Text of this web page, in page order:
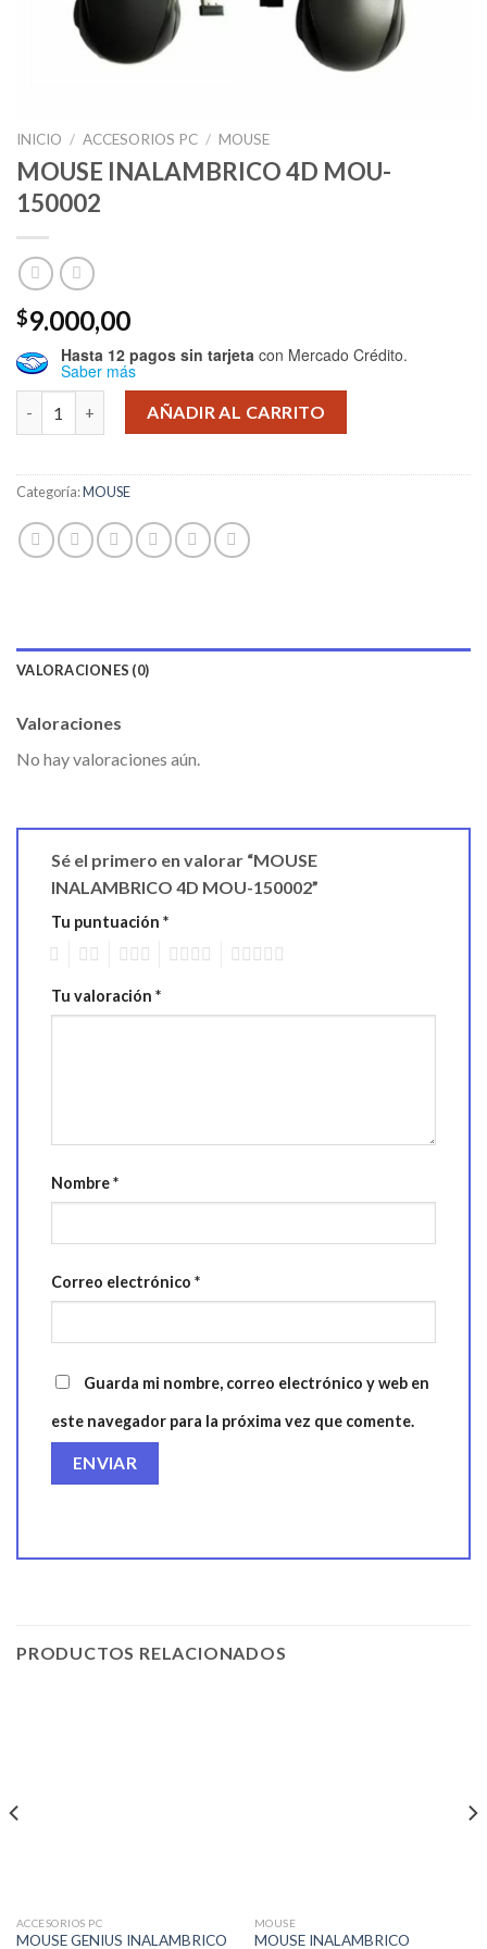
INICIO / ACCESORIOS PC / MOUSE
MOUSE INALAMBRICO 4D MOU-
150002
$9.000,00
Hasta 12 pagos sin tarjeta con Mercado Crédito.
Saber más
MOUSE INALAMBRICO 4D MOU-150002 cantidad
AÑADIR AL CARRITO
Categoría:MOUSE
VALORACIONES (0)
Valoraciones
No hay valoraciones aún.
Sé el primero en valorar “MOUSE
INALAMBRICO 4D MOU-150002”
Tu puntuación *
Tu valoración *
Nombre*
Correo electrónico *
Guarda mi nombre, correo electrónico y web en
este navegador para la próxima vez que comente.
PRODUCTOS RELACIONADOS
ACCESORIOS PC
MOUSE GENIUS INALAMBRICO
MOUSE
MOUSE INALAMBRICO